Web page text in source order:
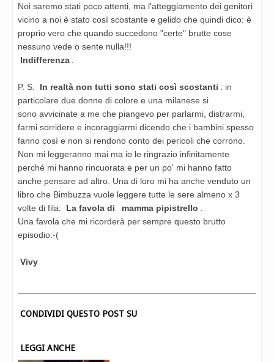
Noi saremo stati poco attenti, ma l'atteggiamento dei genitori
vicino a noi è stato così scostante e gelido che quindi dico: è
proprio vero che quando succedono "certe" brutte cose
nessuno vede o sente nulla!!!
Indifferenza
P. S. In realtà non tutti sono stati così scostanti : in
particolare due donne di colore e una milanese si
sono avvicinate a me che piangevo per parlarmi, distrarmi,
farmi sorridere e incoraggiarmi dicendo che i bambini spesso
fanno così e non si rendono conto dei pericoli che corrono.
Non mi leggeranno mai ma io le ringrazio infinitamente
perché mi hanno rincuorata e per un po' mi hanno fatto
anche pensare ad altro. Una di loro mi ha anche venduto un
libro che Bimbuzza vuole leggere tutte le sere almeno x 3
volte di fila:
La favola di mamma pipistrello
Una favola che mi ricorderà per sempre questo brutto
episodio:-(
Vivy
CONDIVIDI QUESTO POST SU
LEGGI ANCHE